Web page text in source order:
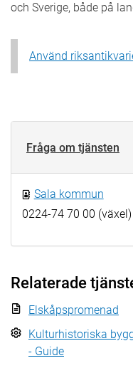
och Sverige, både på
Använd
Fråga om tjänsten
Sala kommun
0224-74 70 00 (växel)
Relaterade
Elskåpspromenad
Kulturhistoriska
- Guide